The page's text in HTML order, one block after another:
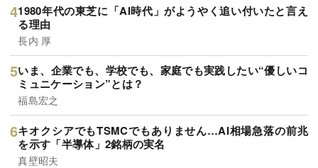
1980年代の東芝に「AI時代」がようやく追い付いたと言え
る理由
長内 厚
いま、企業でも、学校でも、家庭でも実践したい“優しいコ
ミュニケーション”とは？
福島宏之
キオクシアでもTSMCでもありません…AI相場急落の前兆
を示す「半導体」2銘柄の実名
真壁昭夫